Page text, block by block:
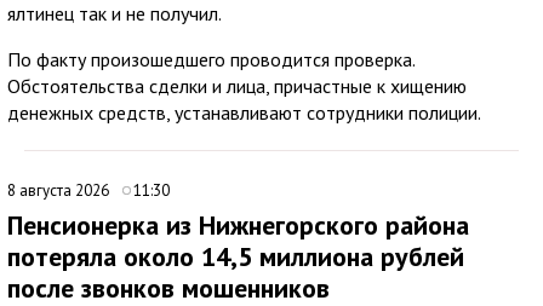
ялтинец так и не получил.
По факту произошедшего проводится проверка.
Обстоятельства сделки и лица, причастные к хищению
денежных средств, устанавливают сотрудники полиции.
8 августа 2026 11:30
Пенсионерка из Нижнегорского района
потеряла около 14,5 миллиона рублей
после звонков мошенников